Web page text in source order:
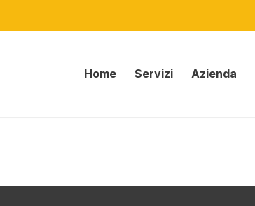
Home Servizi Azienda